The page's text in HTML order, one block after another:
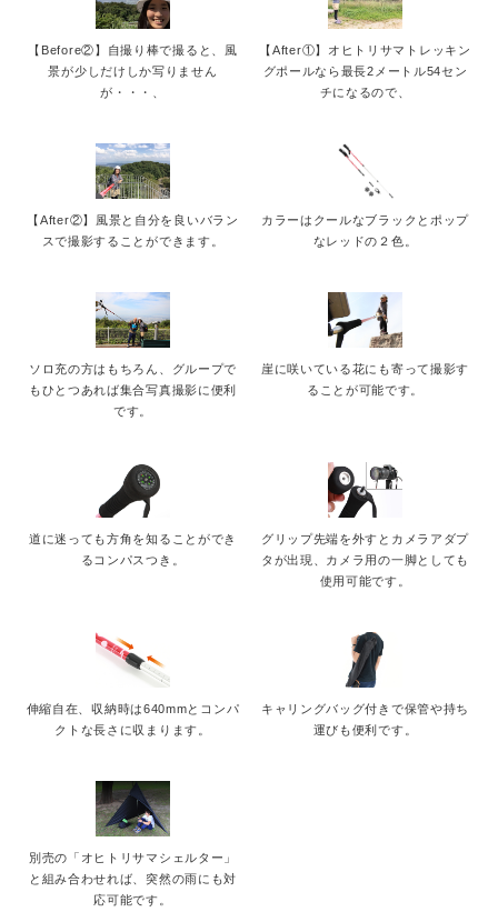
【Before②】自撮り棒で撮ると、風
景が少しだけしか写りません
が・・・、
【After①】オヒトリサマトレッキン
グポールなら最長2メートル54セン
チになるので、
【After②】風景と自分を良いバラン
スで撮影することができます。
カラーはクールなブラックとポップ
なレッドの２色。
ソロ充の方はもちろん、グループで
もひとつあれば集合写真撮影に便利
です。
崖に咲いている花にも寄って撮影す
ることが可能です。
道に迷っても方角を知ることができ
るコンパスつき。
グリップ先端を外すとカメラアダプ
タが出現、カメラ用の一脚としても
使用可能です。
伸縮自在、収納時は640mmとコンパ
クトな長さに収まります。
キャリングバッグ付きで保管や持ち
運びも便利です。
別売の「オヒトリサマシェルター」
と組み合わせれば、突然の雨にも対
応可能です。